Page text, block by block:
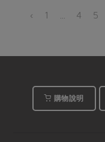
‹ 1 4 5
購物說明